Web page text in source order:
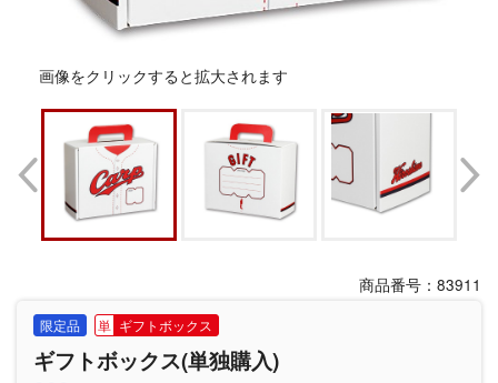
画像をクリックすると拡大されます
商品番号：83911
限定品 ギフトボックス
ギフトボックス(単独購入)